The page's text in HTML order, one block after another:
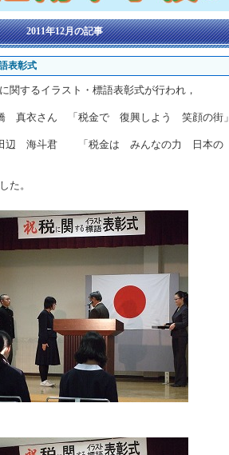
2011年12月の記事
表彰式
関するイラスト・標語表彰式が行われ，
真衣さん 「税金で 復興しよう 笑顔の街」
斗君 「税金は みんなの力 日本の
た。